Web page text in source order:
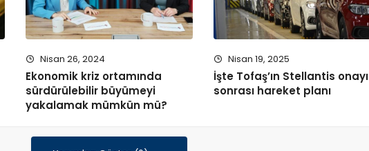
Nisan 26, 2024
Ekonomik kriz ortamında
sürdürülebilir büyümeyi
yakalamak mümkün mü?
Nisan 19, 2025
İşte Tofaş’ın Stellantis onayı
sonrası hareket planı